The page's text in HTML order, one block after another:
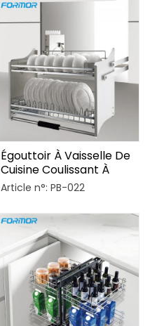
Égouttoir À Vaisselle De
Cuisine Coulissant À
Abaissement En Fil
Article n°: PB-022